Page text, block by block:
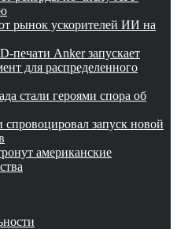
рынок ускорителей ИИ на
печати Anker запускает
для распределенного
стали героями спора об
запуск новой
американские